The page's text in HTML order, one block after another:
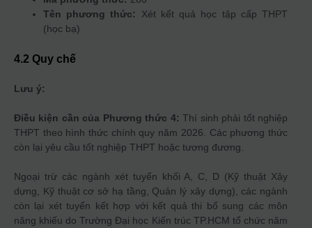
Tên phương thức:
Xét kết quả học tập cấp THPT
(học bạ)
4.2 Quy chế
Lưu ý:
Điều kiện cần của Phương thức 4: Thí sinh phải tốt nghiệp
THPT theo hình thức chính quy năm 2026. Các phương thức
còn lại yêu cầu tốt nghiệp THPT hoặc tương đương.
Ngoại trừ các ngành xét tuyển khối A, C, D (Kỹ thuật Xây
dựng, Kỹ thuật cơ sở hạ tầng, Quản lý xây dựng), các ngành
còn lại xét tuyển kết hợp với kết quả thi bổ sung các môn
năng khiếu do Trường Đại học Kiến trúc TP.HCM tổ chức năm